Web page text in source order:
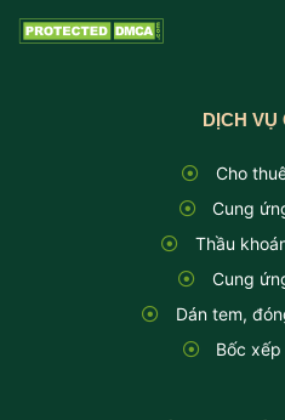
DỊCH VỤ
Cho
Cung
Thầu
Cung
Dán tem,
Bốc